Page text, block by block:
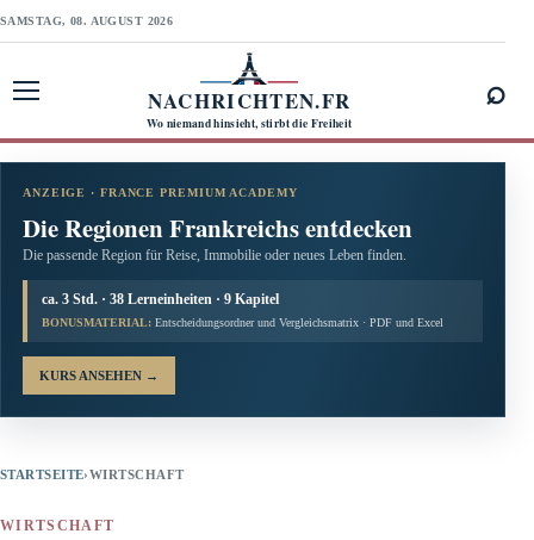
SAMSTAG, 08. AUGUST 2026
NACHRICHTEN.FR
Wo niemand hinsieht, stirbt die Freiheit
⌕
ANZEIGE · FRANCE PREMIUM ACADEMY
Die Regionen Frankreichs entdecken
Die passende Region für Reise, Immobilie oder neues Leben finden.
ca. 3 Std. · 38 Lerneinheiten · 9 Kapitel
BONUSMATERIAL: Entscheidungsordner und Vergleichsmatrix · PDF und Excel
KURS ANSEHEN →
STARTSEITE›WIRTSCHAFT
WIRTSCHAFT